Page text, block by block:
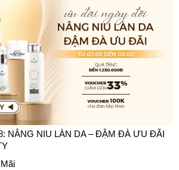
NÂNG NIU LÀN DA – ĐẬM ĐÀ ƯU ĐÃI